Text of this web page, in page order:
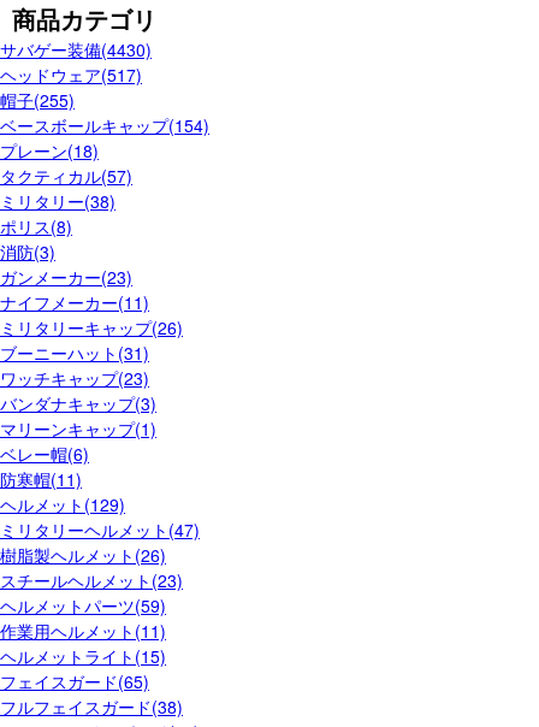
商品カテゴリ
サバゲー装備(4430)
ヘッドウェア(517)
帽子(255)
ベースボールキャップ(154)
プレーン(18)
タクティカル(57)
ミリタリー(38)
ポリス(8)
消防(3)
ガンメーカー(23)
ナイフメーカー(11)
ミリタリーキャップ(26)
ブーニーハット(31)
ワッチキャップ(23)
バンダナキャップ(3)
マリーンキャップ(1)
ベレー帽(6)
防寒帽(11)
ヘルメット(129)
ミリタリーヘルメット(47)
樹脂製ヘルメット(26)
スチールヘルメット(23)
ヘルメットパーツ(59)
作業用ヘルメット(11)
ヘルメットライト(15)
フェイスガード(65)
フルフェイスガード(38)